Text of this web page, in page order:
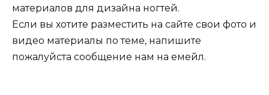
материалов для дизайна ногтей.
Если вы хотите разместить на сайте свои фото и
видео материалы по теме, напишите
пожалуйста сообщение нам на емейл.